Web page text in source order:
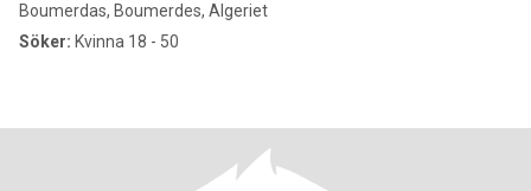
Boumerdas, Boumerdes, Algeriet
Söker: Kvinna 18 - 50